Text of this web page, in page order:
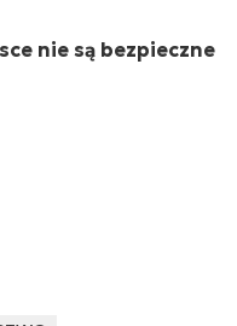
nie są bezpieczne